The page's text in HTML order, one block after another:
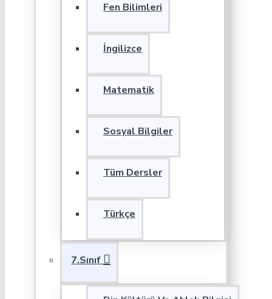
Fen Bilimleri
İngilizce
Matematik
Sosyal Bilgiler
Tüm Dersler
Türkçe
7.Sınıf